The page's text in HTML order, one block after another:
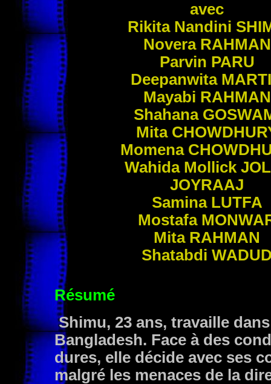
avec
Rikita Nandini
Novera RAHMAN
Parvin PARU
Deepanwita
Mayabi RAHMAN
Shahana
Mita
Momena
Wahida Mollick
JOYRAAJ
Samina LUTFA
Mostafa
Mita RAHMAN
Shatabdi
Résumé
Shimu, 23 ans, travaille
Bangladesh. Face à des
dures, elle décide avec ses
malgré les menaces de la